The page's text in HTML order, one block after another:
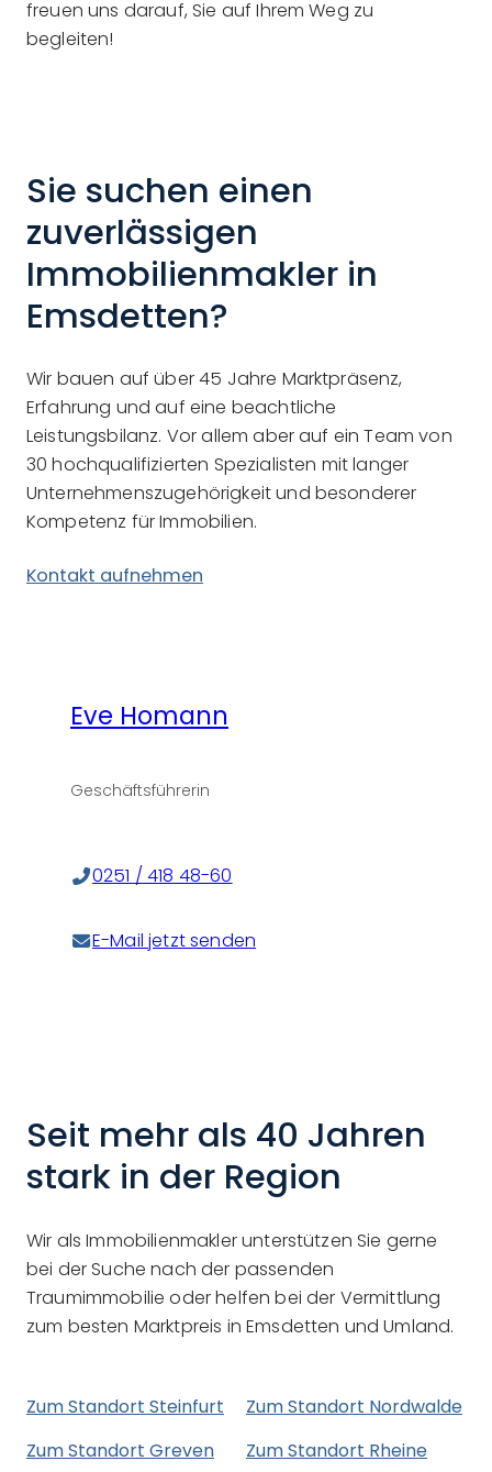
freuen uns darauf, Sie auf Ihrem Weg zu
begleiten!
Sie suchen einen
zuverlässigen
Immobilienmakler in
Emsdetten?
Wir bauen auf über 45 Jahre Marktpräsenz,
Erfahrung und auf eine beachtliche
Leistungsbilanz. Vor allem aber auf ein Team von
30 hochqualifizierten Spezialisten mit langer
Unternehmenszugehörigkeit und besonderer
Kompetenz für Immobilien.
Kontakt aufnehmen
Eve Homann
Geschäftsführerin
0251 / 418 48-60
E-Mail jetzt senden
Seit mehr als 40 Jahren
stark in der Region
Wir als Immobilienmakler unterstützen Sie gerne
bei der Suche nach der passenden
Traumimmobilie oder helfen bei der Vermittlung
zum besten Marktpreis in Emsdetten und Umland.
Zum Standort Steinfurt
Zum Standort Nordwalde
Zum Standort Greven
Zum Standort Rheine